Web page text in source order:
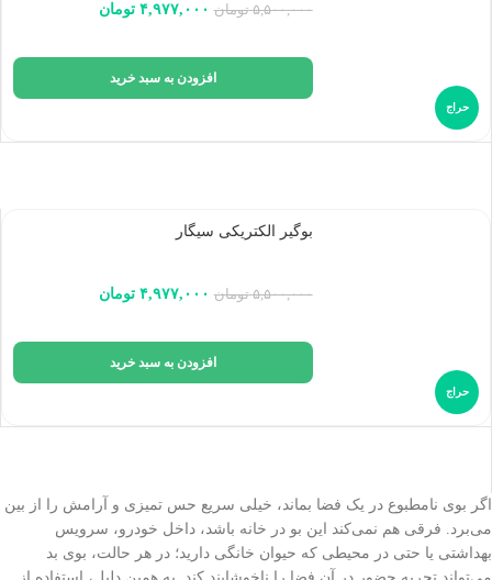
حراج
۵,۵۰۰,۰۰۰ تومان ۴,۹۷۷,۰۰۰ تومان
افزودن به سبد خرید
حراج
بوگیر الکتریکی سیگار
۵,۵۰۰,۰۰۰ تومان ۴,۹۷۷,۰۰۰ تومان
افزودن به سبد خرید
اگر بوی نامطبوع در یک فضا بماند، خیلی سریع حس تمیزی و آرامش را از بین
می‌برد. فرقی هم نمی‌کند این بو در خانه باشد، داخل خودرو، سرویس
بهداشتی یا حتی در محیطی که حیوان خانگی دارید؛ در هر حالت، بوی بد